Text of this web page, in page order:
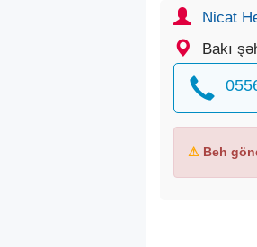
Nicat
Bakı
⚠ Beh